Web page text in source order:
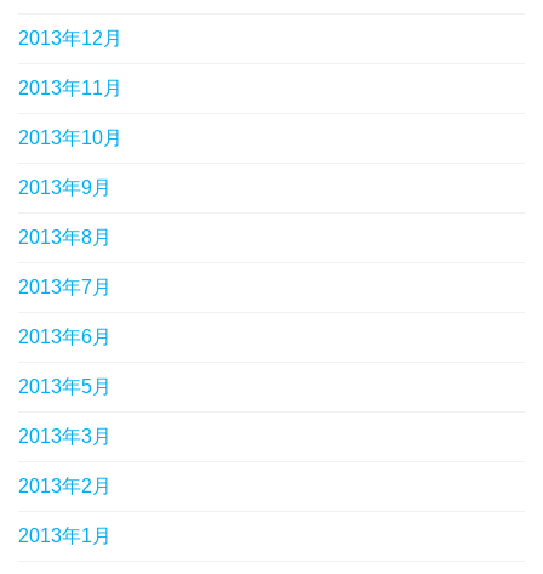
2013年12月
2013年11月
2013年10月
2013年9月
2013年8月
2013年7月
2013年6月
2013年5月
2013年3月
2013年2月
2013年1月